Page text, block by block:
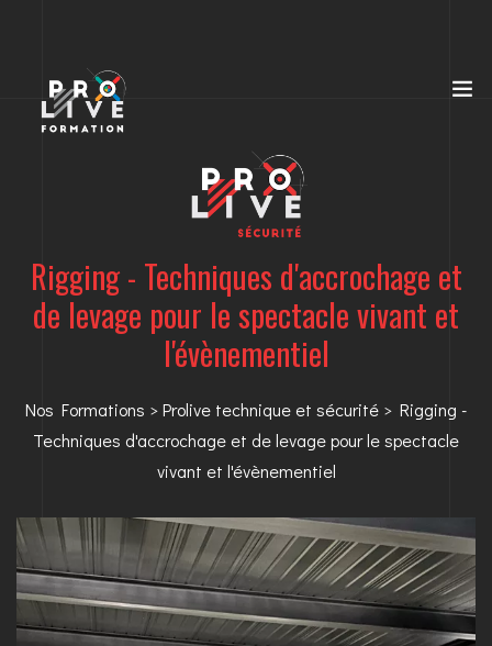
Rigging - Techniques d'accrochage et
de levage pour le spectacle vivant et
l'évènementiel
Nos Formations >Prolive technique et sécurité > Rigging -
Techniques d'accrochage et de levage pour le spectacle
vivant et l'évènementiel